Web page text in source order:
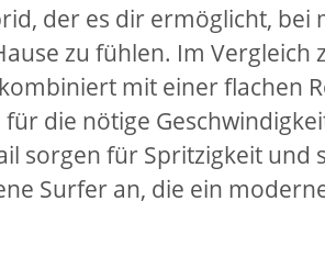
der es dir ermöglicht,
zu fühlen. Im
mit einer flachen
die nötige
sorgen für Spritzigkeit und
Surfer an, die ein